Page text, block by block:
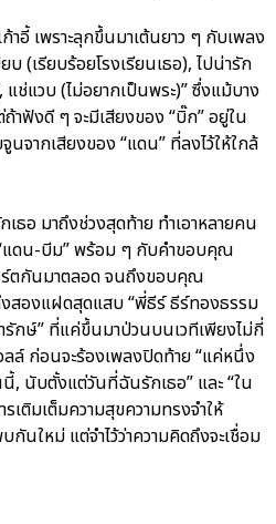
อี้ เพราะลุกขึ้นมาเต้นยาว ๆ กับเพลง
(เรียบร้อยโรงเรียนเธอ), ไปน่ารัก
ช่แวบ (ไม่อยากเป็นพระ)” ซึ่งแม้บาง
าฟังดี ๆ จะมีเสียงของ “บิ๊ก” อยู่ใน
จากเสียงของ “แดน” ที่ลงไว้ให้ใกล้
ธอ มาถึงช่วงสุดท้าย ทำเอาหลายคน
แดน-บีม” พร้อม ๆ กับคำขอบคุณ
ตกันมาตลอด จนถึงขอบคุณ
สองแฝดสุดแสบ “พี่ธีร์ ธีร์ทองธรรม
กษ์” ที่แค่ขึ้นมาป่วนบนเวทีเพียงไม่กี่
ล์ ก่อนจะร้องเพลงปิดท้าย “แค่หนึ่ง
, นับตั้งแต่วันที่ฉันรักเธอ” และ “ใน
เติมเต็มความสุขความทรงจำให้
กันใหม่ แต่จำไว้ว่าความคิดถึงจะเชื่อม